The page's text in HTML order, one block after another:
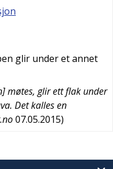
glir under et annet
møtes, glir ett flak under
Det kalles en
07.05.2015)